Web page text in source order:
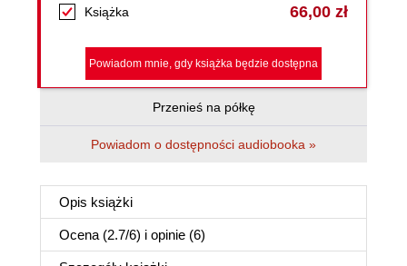
Książka 66,00 zł
Powiadom mnie, gdy książka będzie dostępna
Przenieś na półkę
Powiadom o dostępności audiobooka »
Opis książki
Ocena (2.7/6) i opinie (6)